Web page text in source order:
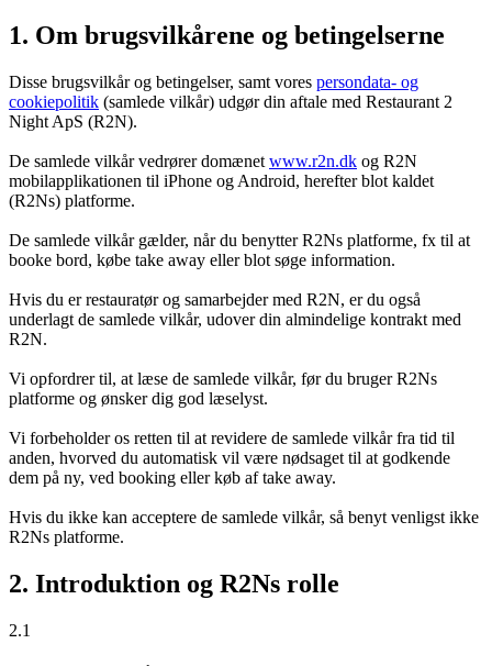
1. Om brugsvilkårene og betingelserne
Disse brugsvilkår og betingelser, samt vores persondata- og
cookiepolitik (samlede vilkår) udgør din aftale med Restaurant 2
Night ApS (R2N).
De samlede vilkår vedrører domænet www.r2n.dk og R2N
mobilapplikationen til iPhone og Android, herefter blot kaldet
(R2Ns) platforme.
De samlede vilkår gælder, når du benytter R2Ns platforme, fx til at
booke bord, købe take away eller blot søge information.
Hvis du er restauratør og samarbejder med R2N, er du også
underlagt de samlede vilkår, udover din almindelige kontrakt med
R2N.
Vi opfordrer til, at læse de samlede vilkår, før du bruger R2Ns
platforme og ønsker dig god læselyst.
Vi forbeholder os retten til at revidere de samlede vilkår fra tid til
anden, hvorved du automatisk vil være nødsaget til at godkende
dem på ny, ved booking eller køb af take away.
Hvis du ikke kan acceptere de samlede vilkår, så benyt venligst ikke
R2Ns platforme.
2. Introduktion og R2Ns rolle
2.1